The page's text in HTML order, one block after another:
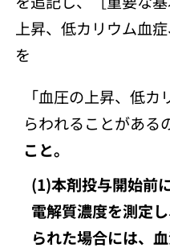
上昇、低カリウム血
を
「血圧の上昇、低
らわれることがある
こと。
(1)本剤投与開始前
電解質濃度を測定
られた場合には、